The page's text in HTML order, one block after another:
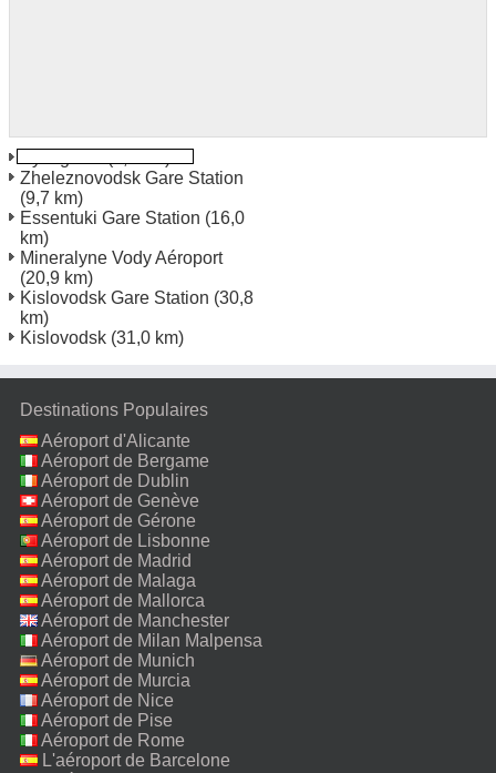
Zheleznovodsk Gare Station
(9,7 km)
Essentuki Gare Station (16,0
km)
Mineralyne Vody Aéroport
(20,9 km)
Kislovodsk Gare Station (30,8
km)
Kislovodsk (31,0 km)
Destinations Populaires
Aéroport d'Alicante
Aéroport de Bergame
Aéroport de Dublin
Aéroport de Genève
Aéroport de Gérone
Aéroport de Lisbonne
Aéroport de Madrid
Aéroport de Malaga
Aéroport de Mallorca
Aéroport de Manchester
Aéroport de Milan Malpensa
Aéroport de Munich
Aéroport de Murcia
Aéroport de Nice
Aéroport de Pise
Aéroport de Rome
Fiumicino
L'aéroport de Barcelone